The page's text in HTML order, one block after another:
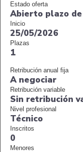
Estado oferta
Abierto plazo
Inicio
25/05/2026
Plazas
1
Retribución anual fija
A negociar
Retribución variable
Sin retribución
Nivel profesional
Técnico
Inscritos
0
Menores